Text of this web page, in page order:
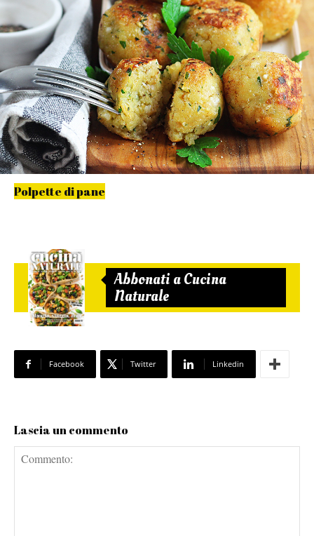
Polpette di pane
Abbonati a Cucina
Naturale
Facebook Twitter Linkedin
Lascia un commento